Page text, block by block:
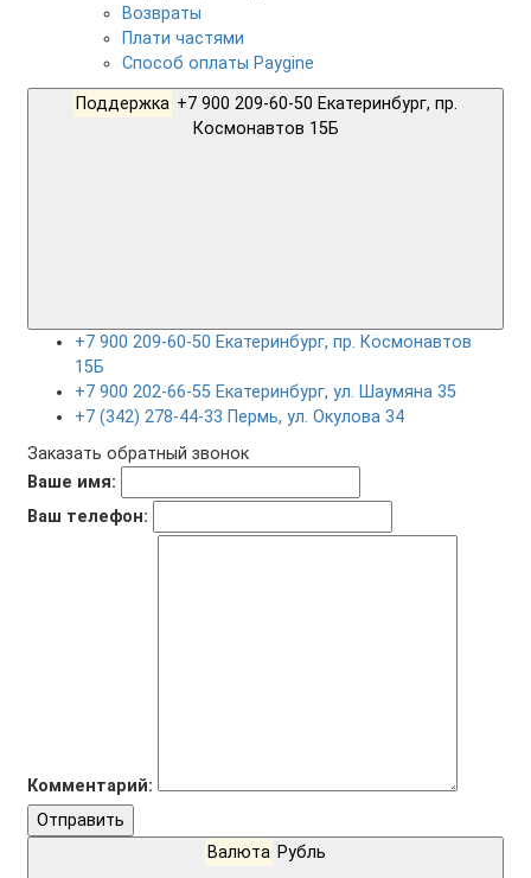
Возвраты
Плати частями
Способ оплаты Paygine
Поддержка +7 900 209-60-50 Екатеринбург, пр.
+7 900 209-60-50 Екатеринбург, пр. Космонавтов
15Б
+7 900 202-66-55 Екатеринбург, ул. Шаумяна 35
+7 (342) 278-44-33 Пермь, ул. Окулова 34
Заказать обратный звонок
Ваше имя:
Ваш телефон:
Комментарий:
Отправить
Валюта Рубль